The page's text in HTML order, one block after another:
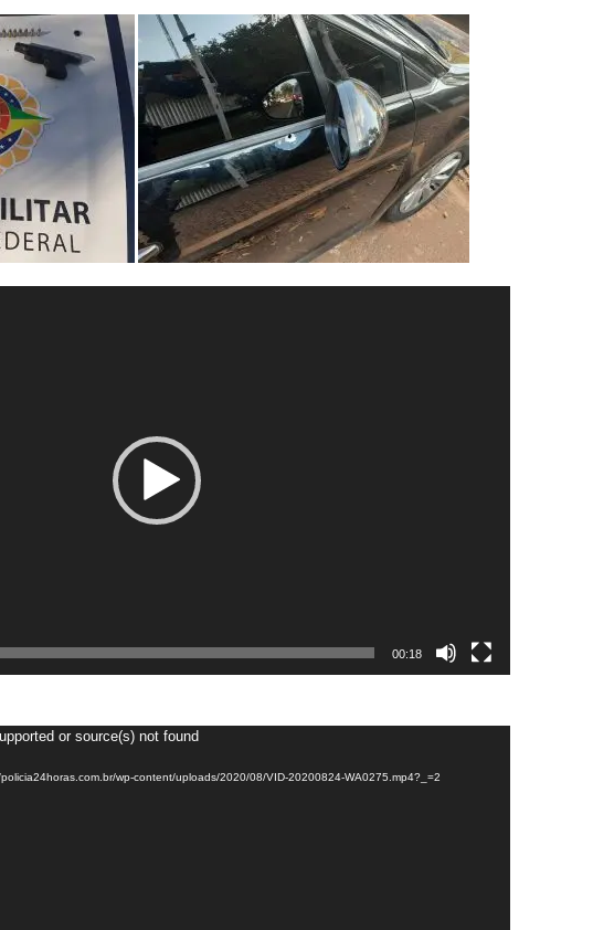
00:18
or source(s) not found
wp-content/uploads/2020/08/VID-20200824-WA0275.mp4?_=2